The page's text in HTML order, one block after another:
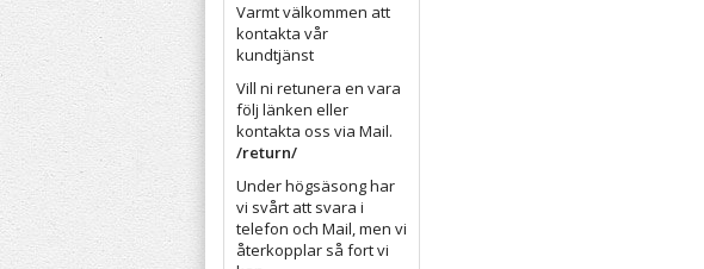
Varmt välkommen att
kontakta vår
kundtjänst
Vill ni retunera en vara
följ länken eller
kontakta oss via Mail.
/return/
Under högsäsong har
vi svårt att svara i
telefon och Mail, men vi
återkopplar så fort vi